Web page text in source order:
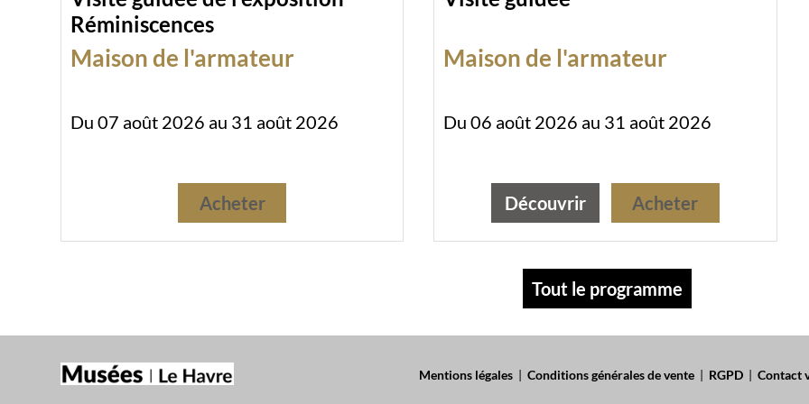
Réminiscences
Maison de l'armateur
Du 07 août 2026 au 31 août 2026
Acheter
Maison de l'armateur
Du 06 août 2026 au 31 août 2026
Découvrir Acheter
Tout le programme
Mentions légales |Conditions générales de vente | RGPD |Contact